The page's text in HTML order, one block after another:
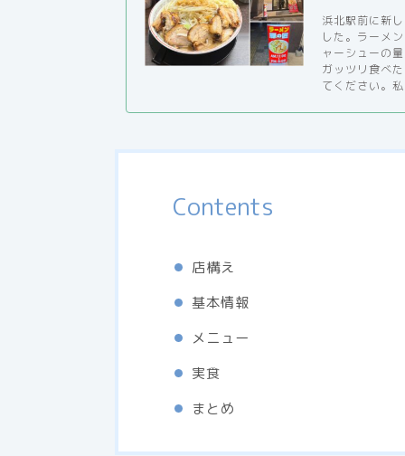
浜北駅前に新
した。ラーメ
ャーシューの
ガッツリ食べ
てください。
Contents
店構え
基本情報
メニュー
実食
まとめ